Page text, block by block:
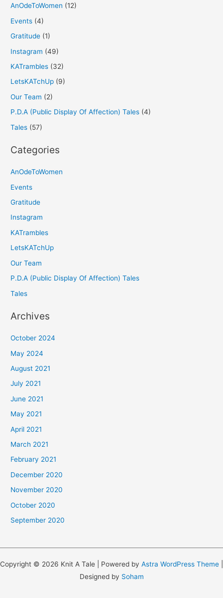
AnOdeToWomen (12)
Events (4)
Gratitude (1)
Instagram (49)
KATrambles (32)
LetsKATchUp (9)
Our Team (2)
P.D.A (Public Display Of Affection) Tales (4)
Tales (57)
Categories
AnOdeToWomen
Events
Gratitude
Instagram
KATrambles
LetsKATchUp
Our Team
P.D.A (Public Display Of Affection) Tales
Tales
Archives
October 2024
May 2024
August 2021
July 2021
June 2021
May 2021
April 2021
March 2021
February 2021
December 2020
November 2020
October 2020
September 2020
Copyright © 2026 Knit A Tale | Powered by Astra WordPress Theme
Designed by Soham